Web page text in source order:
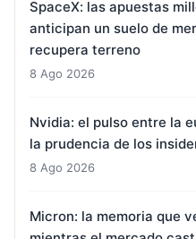
SpaceX: las apuestas
anticipan un suelo de
recupera terreno
8 Ago 2026
Nvidia: el pulso entre la
la prudencia de los
8 Ago 2026
Micron: la memoria que